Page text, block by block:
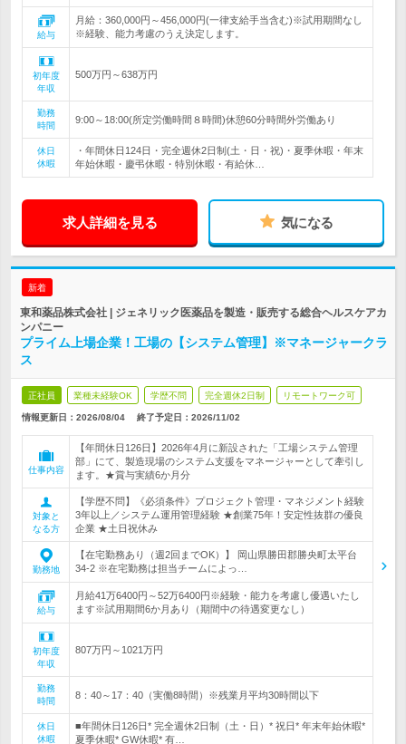
給与
月給：360,000円～456,000円(一律支給手当含む)※試用期間なし
※経験、能力考慮のうえ決定します。
初年度
年収
500万円～638万円
勤務
時間
9:00～18:00(所定労働時間８時間)休憩60分時間外労働あり
休日
休暇
・年間休日124日・完全週休2日制(土・日・祝)・夏季休暇・年末
年始休暇・慶弔休暇・特別休暇・有給休…
求人詳細を見る 気になる
新着
東和薬品株式会社 | ジェネリック医薬品を製造・販売する総合ヘルスケアカ
ンパニー
プライム上場企業！工場の【システム管理】※マネージャークラ
ス
正社員 業種未経験OK 学歴不問 完全週休2日制 リモートワーク可
情報更新日：2026/08/04 終了予定日： 2026/11/02
仕事内容
【年間休日126日】2026年4月に新設された「工場システム管理
部」にて、製造現場のシステム支援をマネージャーとして牽引し
ます。★賞与実績6か月分
対象と
なる方
【学歴不問】《必須条件》プロジェクト管理・マネジメント経験
3年以上／システム運用管理経験 ★創業75年！安定性抜群の優良
企業 ★土日祝休み
勤務地
【在宅勤務あり（週2回までOK）】 岡山県勝田郡勝央町太平台
34-2 ※在宅勤務は担当チームによっ…
給与
月給41万6400円～52万6400円※経験・能力を考慮し優遇いたし
ます※試用期間6か月あり（期間中の待遇変更なし）
初年度
年収
807万円～1021万円
勤務
時間
8：40～17：40（実働8時間）※残業月平均30時間以下
休日
休暇
■年間休日126日* 完全週休2日制（土・日）* 祝日* 年末年始休暇*
夏季休暇* GW休暇* 有…